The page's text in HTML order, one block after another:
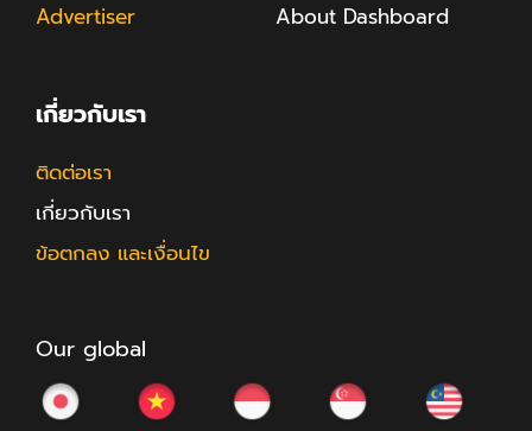
Advertiser
About Dashboard
เกี่ยวกับเรา
ติดต่อเรา
เกี่ยวกับเรา
ข้อตกลง และเงื่อนไข
Our global